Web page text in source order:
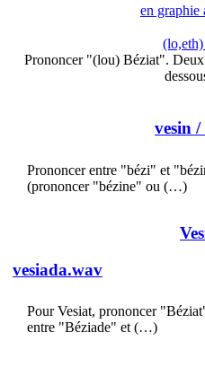
en graphie
Prononcer "(lou) Béziat".
vesin /
Prononcer entre "bézi" et
(prononcer "bézine" ou (…)
vesiada.wav
Pour Vesiat, prononcer
entre "Béziade" et (…)